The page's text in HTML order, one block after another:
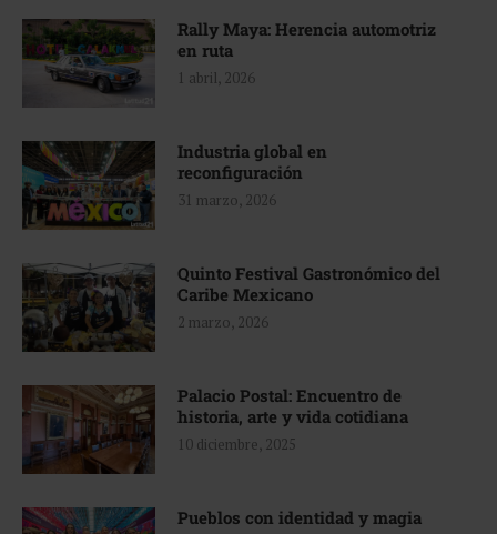
Rally Maya: Herencia automotriz
en ruta
1 abril, 2026
Industria global en
reconfiguración
31 marzo, 2026
Quinto Festival Gastronómico del
Caribe Mexicano
2 marzo, 2026
Palacio Postal: Encuentro de
historia, arte y vida cotidiana
10 diciembre, 2025
Pueblos con identidad y magia